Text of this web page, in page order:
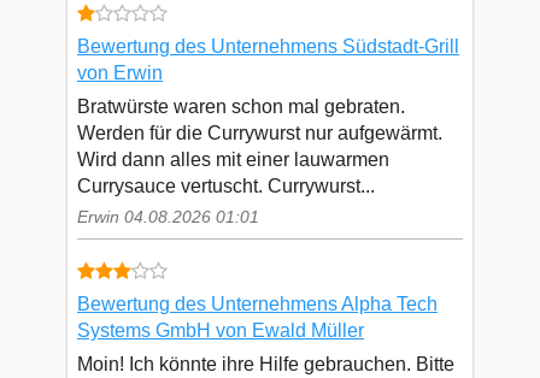
Bewertung des Unternehmens Südstadt-Grill
von Erwin
Bratwürste waren schon mal gebraten.
Werden für die Currywurst nur aufgewärmt.
Wird dann alles mit einer lauwarmen
Currysauce vertuscht. Currywurst...
Erwin 04.08.2026 01:01
Bewertung des Unternehmens Alpha Tech
Systems GmbH von Ewald Müller
Moin! Ich könnte ihre Hilfe gebrauchen. Bitte